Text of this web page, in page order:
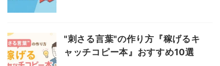
"刺さる言葉"の作り方『稼げるキ
ャッチコピー本』おすすめ10選